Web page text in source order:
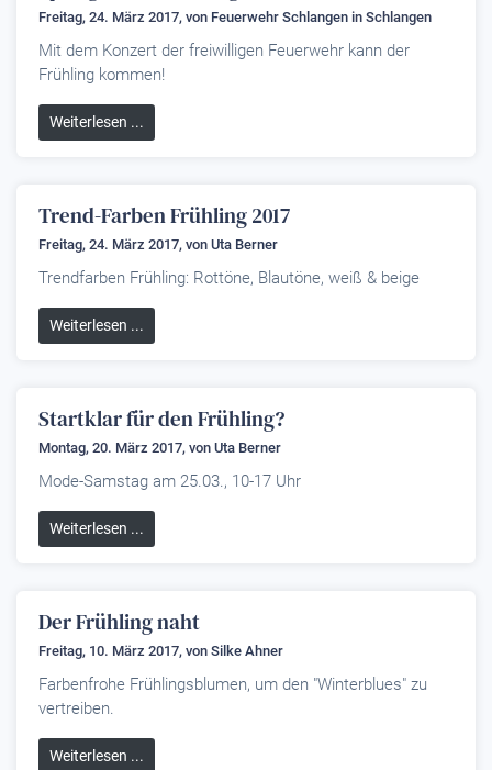
Freitag, 24. März 2017, von Feuerwehr Schlangen in Schlangen
Mit dem Konzert der freiwilligen Feuerwehr kann der
Frühling kommen!
Weiterlesen ...
Trend-Farben Frühling 2017
Freitag, 24. März 2017, von Uta Berner
Trendfarben Frühling: Rottöne, Blautöne, weiß & beige
Weiterlesen ...
Startklar für den Frühling?
Montag, 20. März 2017, von Uta Berner
Mode-Samstag am 25.03., 10-17 Uhr
Weiterlesen ...
Der Frühling naht
Freitag, 10. März 2017, von Silke Ahner
Farbenfrohe Frühlingsblumen, um den "Winterblues" zu
vertreiben.
Weiterlesen ...